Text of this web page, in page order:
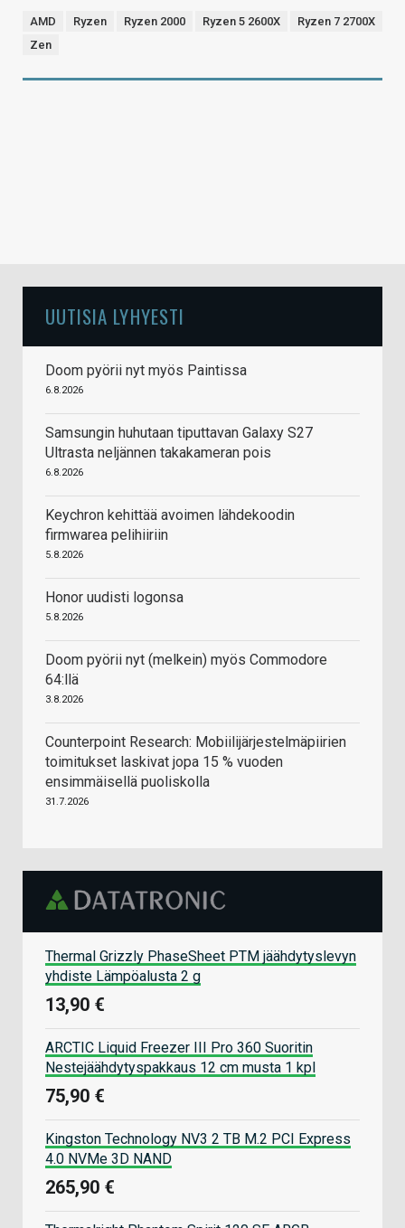
AMD Ryzen Ryzen 2000 Ryzen 5 2600X
Ryzen 7 2700X
Zen
UUTISIA LYHYESTI
Doom pyörii nyt myös Paintissa
6.8.2026
Samsungin huhutaan tiputtavan Galaxy S27
Ultrasta neljännen takakameran pois
6.8.2026
Keychron kehittää avoimen lähdekoodin
firmwarea pelihiiriin
5.8.2026
Honor uudisti logonsa
5.8.2026
Doom pyörii nyt (melkein) myös Commodore
64:llä
3.8.2026
Counterpoint Research: Mobiilijärjestelmäpiirien
toimitukset laskivat jopa 15 % vuoden
ensimmäisellä puoliskolla
31.7.2026
Thermal Grizzly PhaseSheet PTM jäähdytyslevyn
yhdiste Lämpöalusta 2 g
13,90 €
ARCTIC Liquid Freezer III Pro 360 Suoritin
Nestejäähdytyspakkaus 12 cm musta 1 kpl
75,90 €
Kingston Technology NV3 2 TB M.2 PCI Express
4.0 NVMe 3D NAND
265,90 €